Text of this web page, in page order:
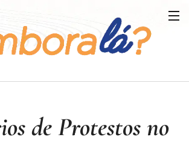
de Protestos no